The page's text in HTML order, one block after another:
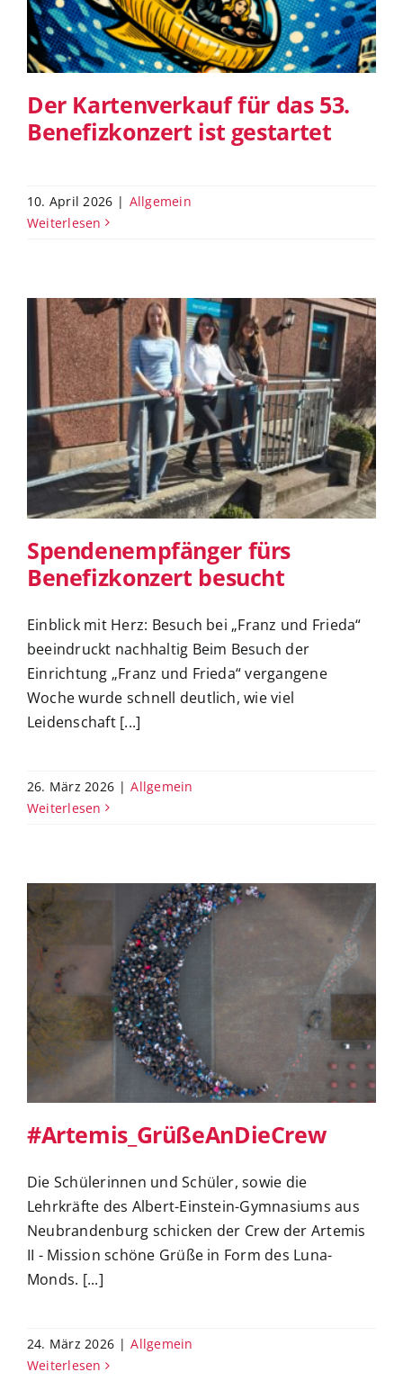
Der Kartenverkauf für das 53.
Benefizkonzert ist gestartet
10. April 2026 | Allgemein
Weiterlesen
Spendenempfänger fürs
Benefizkonzert besucht
Spendenempfänger fürs
Benefizkonzert besucht
Einblick mit Herz: Besuch bei „Franz und Frieda“
beeindruckt nachhaltig Beim Besuch der
Einrichtung „Franz und Frieda“ vergangene
Woche wurde schnell deutlich, wie viel
Leidenschaft [...]
26. März 2026 | Allgemein
Weiterlesen
#Artemis_GrüßeAnDieCrew
#Artemis_GrüßeAnDieCrew
Die Schülerinnen und Schüler, sowie die
Lehrkräfte des Albert-Einstein-Gymnasiums aus
Neubrandenburg schicken der Crew der Artemis
II - Mission schöne Grüße in Form des Luna-
Monds. [...]
24. März 2026 | Allgemein
Weiterlesen